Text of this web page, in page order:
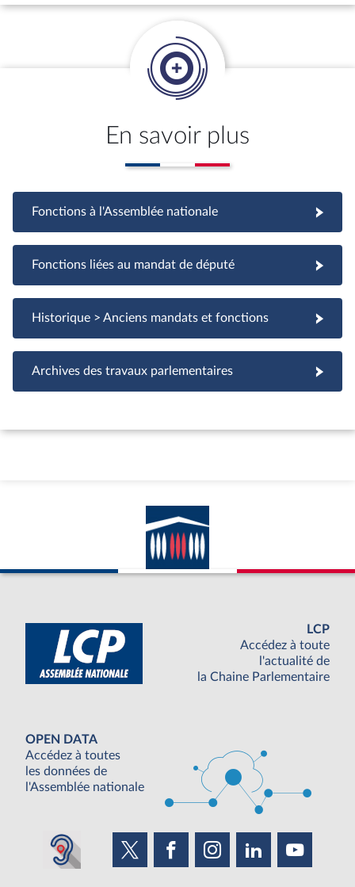
En savoir plus
Fonctions à l'Assemblée nationale
Fonctions à l'Assemblée nationale
Fonctions liées au mandat de député
Fonctions liées au mandat de député
Historique > Anciens mandats et fonctions
Archives des travaux parlementaires
LCP
Accédez à toute
l'actualité de
la Chaine Parlementaire
OPEN DATA
Accédez à toutes
les données de
l'Assemblée nationale